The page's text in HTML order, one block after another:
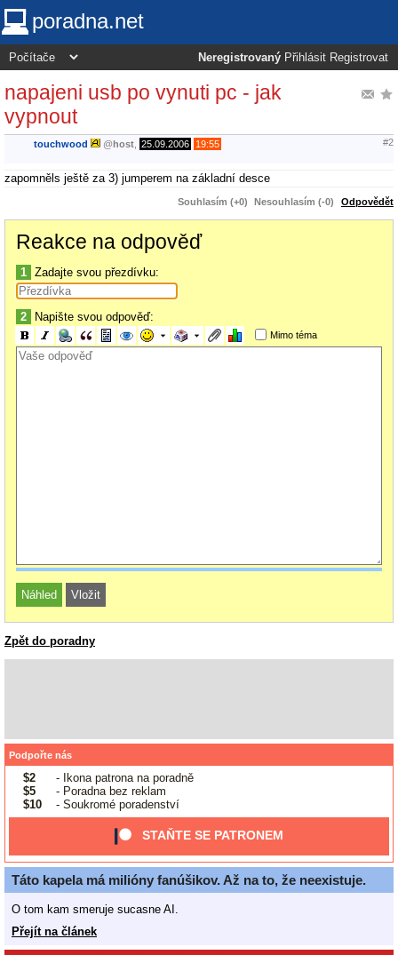
poradna.net
Neregistrovaný Přihlásit Registrovat
napajeni usb po vynuti pc - jak
vypnout
touchwood @host 25.09.2006 19:55 #2
zapomněls ještě za 3) jumperem na základní desce
Souhlasím (+0) Nesouhlasím (-0) Odpovědět
Reakce na odpověď
1 Zadajte svou přezdívku:
2 Napište svou odpověď:
Mimo téma
Zpět do poradny
Podpořte nás
$2
- Ikona patrona na poradně
$5
- Poradna bez reklam
$10
- Soukromé poradenství
STAŇTE SE PATRONEM
Táto kapela má milióny fanúšikov. Až na to, že neexistuje.
O tom kam smeruje sucasne AI.
Přejít na článek